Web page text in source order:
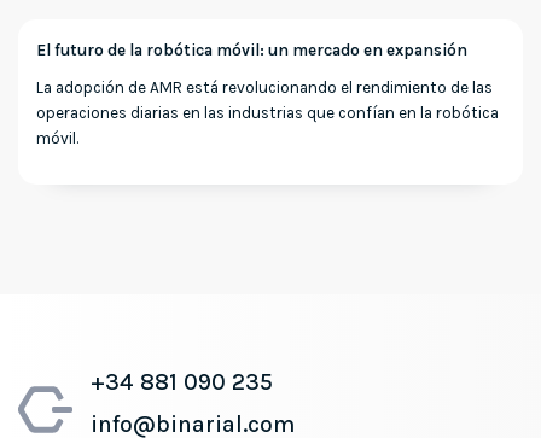
El futuro de la robótica móvil: un mercado en expansión
La adopción de AMR está revolucionando el rendimiento de las
operaciones diarias en las industrias que confían en la robótica
móvil.
+34 881 090 235
info@binarial.com